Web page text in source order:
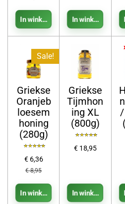
In winkelwagen In winkelwagen
Sale!
Griekse
Oranjeb
loesem
honing
(280g)
€ 6,36
€ 8,95
In winkelwagen
Griekse
Tijmhon
ing XL
(800g)
€ 18,95
In winkelwagen
/